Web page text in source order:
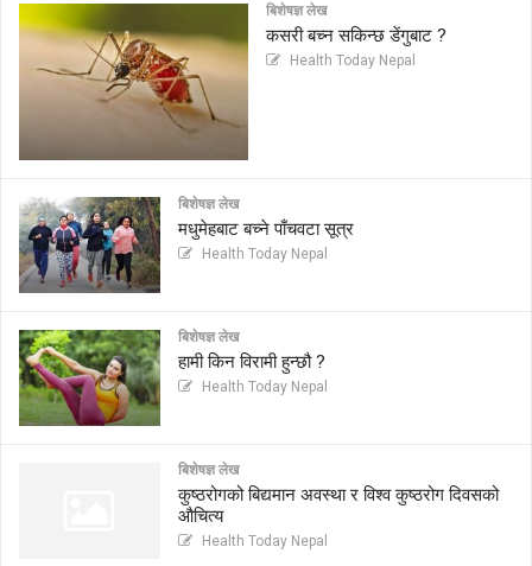
बिशेषज्ञ लेख
कसरी बच्न सकिन्छ डेंगुबाट ?
Health Today Nepal
बिशेषज्ञ लेख
मधुमेहबाट बच्ने पाँचवटा सूत्र
Health Today Nepal
बिशेषज्ञ लेख
हामी किन विरामी हुन्छौ ?
Health Today Nepal
बिशेषज्ञ लेख
कुष्ठरोगको बिद्यमान अवस्था र विश्व कुष्ठरोग दिवसको
औचित्य
Health Today Nepal